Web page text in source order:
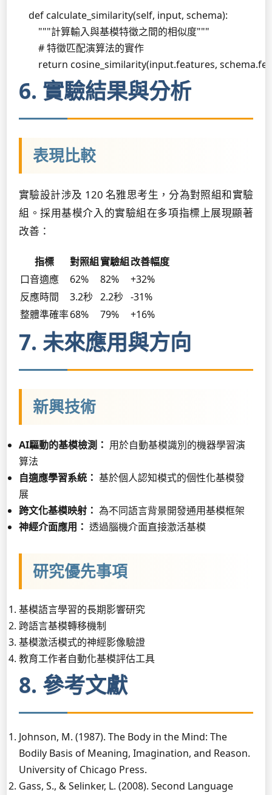
    def calculate_similarity(self, input, schema):
        """計算輸入與基模特徵之間的相似度"""
        # 特徵匹配演算法的實作
return cosine_similarity(input.features,
6. 實驗結果與分析
表現比較
實驗設計涉及 120 名雅思考生，分為對照組和實驗
組。採用基模介入的實驗組在多項指標上展現顯著
改善：
指標 對照組實驗組改善幅度
口音適應
62% 82%
+32%
反應時間
3.2秒 2.2秒 -31%
整體準確率68% 79% +16%
7. 未來應用與方向
新興技術
AI驅動的基模檢測： 用於自動基模識別的機器學習演
算法
自適應學習系統： 基於個人認知模式的個性化基模發
展
跨文化基模映射： 為不同語言背景開發通用基模框架
神經介面應用： 透過腦機介面直接激活基模
研究優先事項
基模語言學習的長期影響研究
跨語言基模轉移機制
基模激活模式的神經影像驗證
教育工作者自動化基模評估工具
8. 參考文獻
Johnson, M. (1987). The Body in the Mind: The
Bodily Basis of Meaning, Imagination, and Reason.
University of Chicago Press.
Gass, S., & Selinker, L. (2008). Second Language